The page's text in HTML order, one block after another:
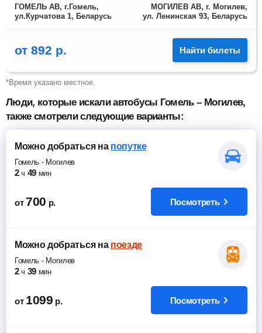
ГОМЕЛЬ АВ, г.Гомель,
ул.Курчатова 1, Беларусь
МОГИЛЕВ АВ, г. Могилев,
ул. Ленинская 93, Беларусь
от 892 р. Найти билеты
*Время указано местное.
Люди, которые искали автобусы Гомель – Могилев,
также смотрели следующие варианты:
Можно добратьсяна попутке
Гомель - Могилев
2 ч 49 мин
от 700 р. Посмотреть
Можно добратьсяна поезде
Гомель - Могилев
2 ч 39 мин
от 1099 р. Посмотреть